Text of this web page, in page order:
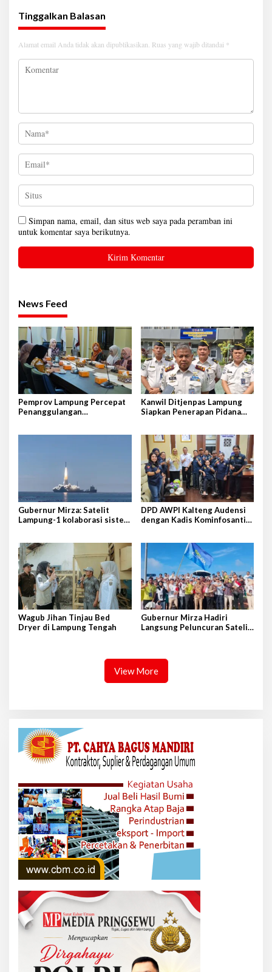
Tinggalkan Balasan
Alamat email Anda tidak akan dipublikasikan. Ruas yang wajib ditandai *
Simpan nama, email, dan situs web saya pada peramban ini
untuk komentar saya berikutnya.
News Feed
Pemprov Lampung Percepat
Penanggulangan
Kanwil Ditjenpas Lampung
Siapkan Penerapan Pidana
Gubernur Mirza: Satelit
Lampung-1 kolaborasi sister
DPD AWPI Kalteng Audensi
dengan Kadis Kominfosantik
Indonesia
Wagub Jihan Tinjau Bed
Dryer di Lampung Tengah
Gubernur Mirza Hadiri
Langsung Peluncuran Satelit
View More